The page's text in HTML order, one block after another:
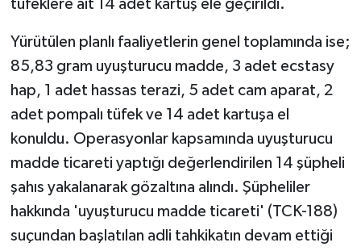
tüfeklere ait 14 adet kartuş ele geçirildi.
Yürütülen planlı faaliyetlerin genel toplamında ise;
85,83 gram uyuşturucu madde, 3 adet ecstasy
hap, 1 adet hassas terazi, 5 adet cam aparat, 2
adet pompalı tüfek ve 14 adet kartuşa el
konuldu. Operasyonlar kapsamında uyuşturucu
madde ticareti yaptığı değerlendirilen 14 şüpheli
şahıs yakalanarak gözaltına alındı. Şüpheliler
hakkında 'uyuşturucu madde ticareti' (TCK-188)
suçundan başlatılan adli tahkikatın devam ettiği